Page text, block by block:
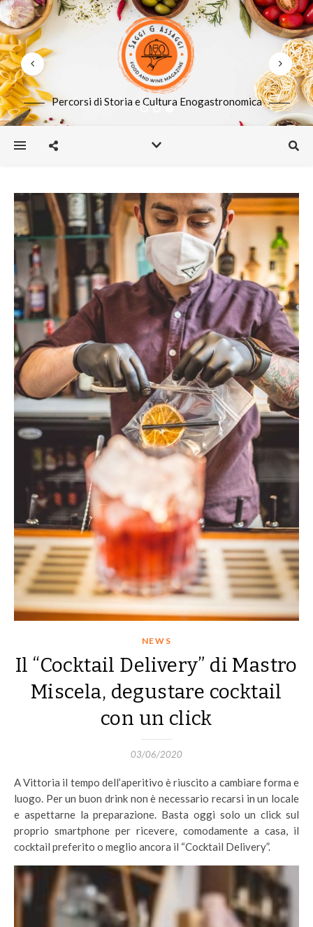
Percorsi di Storia e Cultura Enogastronomica
NEWS
Il “Cocktail Delivery” di Mastro
Miscela, degustare cocktail
con un click
03/06/2020
A Vittoria il tempo dell’aperitivo è riuscito a cambiare forma e
luogo. Per un buon drink non è necessario recarsi in un locale
e aspettarne la preparazione. Basta oggi solo un click sul
proprio smartphone per ricevere, comodamente a casa, il
cocktail preferito o meglio ancora il “Cocktail Delivery”.